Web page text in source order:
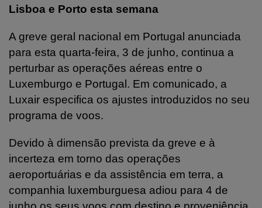
Lisboa e Porto esta semana
A greve geral nacional em Portugal anunciada
para esta quarta-feira, 3 de junho, continua a
perturbar as operações aéreas entre o
Luxemburgo e Portugal. Em comunicado, a
Luxair especifica os ajustes introduzidos no seu
programa de voos.
Devido à dimensão prevista da greve e à
incerteza em torno das operações
aeroportuárias e da assistência em terra, a
companhia luxemburguesa adiou para 4 de